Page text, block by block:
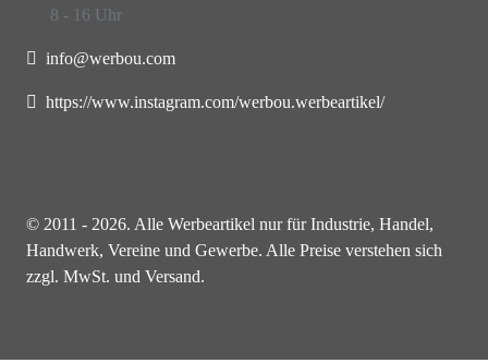
8 - 16 Uhr
info@werbou.com
https://www.instagram.com/werbou.werbeartikel/
© 2011 - 2026. Alle Werbeartikel nur für Industrie, Handel,
Handwerk, Vereine und Gewerbe. Alle Preise verstehen sich
zzgl. MwSt. und Versand.